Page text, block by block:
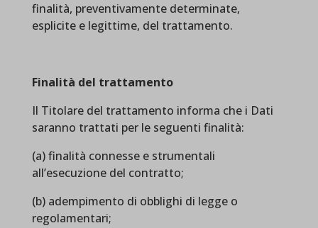
finalità, preventivamente determinate,
esplicite e legittime, del trattamento.
Finalità del trattamento
Il Titolare del trattamento informa che i Dati
saranno trattati per le seguenti finalità:
(a) finalità connesse e strumentali
all’esecuzione del contratto;
(b) adempimento di obblighi di legge o
regolamentari;